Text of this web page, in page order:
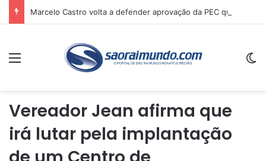
Menu
Vereador Jean afirma que
irá lutar pela implantação